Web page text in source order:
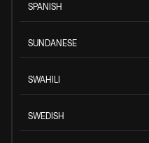
SPANISH
SUNDANESE
SWAHILI
SWEDISH